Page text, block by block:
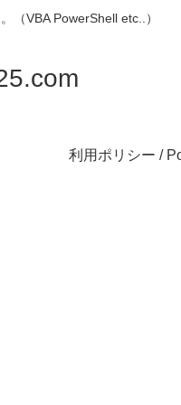
（VBA PowerShell etc..）
利用ポリシー /